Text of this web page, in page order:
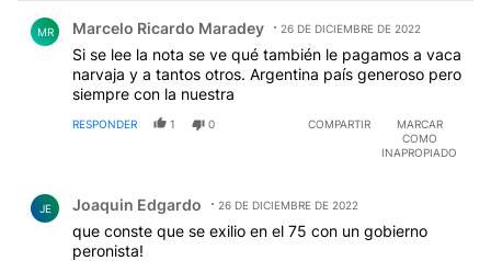
MR Marcelo Ricardo Maradey 26 DE DICIEMBRE DE 2022
Si se lee la nota se ve qué también le pagamos a vaca
narvaja y a tantos otros. Argentina país generoso pero
siempre con la nuestra
RESPONDER 1 0 COMPARTIR
MARCAR
COMO
INAPROPIADO
JE Joaquin Edgardo 26 DE DICIEMBRE DE 2022
que conste que se exilio en el 75 con un gobierno
peronista!